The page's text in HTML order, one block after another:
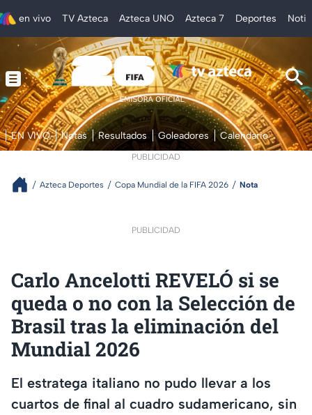
en vivo TV Azteca Azteca UNO Azteca 7 Deportes
EN VIVO Notas Resultados Goleadores Calendario
PUBLICIDAD
Azteca Deportes Copa Mundial de la FIFA 2026 Nota
PUBLICIDAD
Carlo Ancelotti REVELÓ si se
queda o no con la Selección de
Brasil tras la eliminación del
Mundial 2026
El estratega italiano no pudo llevar a los
cuartos de final al cuadro sudamericano, sin